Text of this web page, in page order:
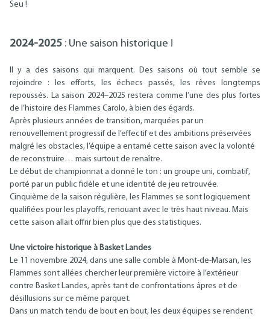
Seu !
2024-2025 : Une saison historique !
Il y a des saisons qui marquent. Des saisons où tout semble se
rejoindre : les efforts, les échecs passés, les rêves longtemps
repoussés. La saison 2024–2025 restera comme l’une des plus fortes
de l’histoire des Flammes Carolo, à bien des égards.
Après plusieurs années de transition, marquées par un
renouvellement progressif de l’effectif et des ambitions préservées
malgré les obstacles, l’équipe a entamé cette saison avec la volonté
de reconstruire… mais surtout de renaître.
Le début de championnat a donné le ton : un groupe uni, combatif,
porté par un public fidèle et une identité de jeu retrouvée.
Cinquième de la saison régulière, les Flammes se sont logiquement
qualifiées pour les playoffs, renouant avec le très haut niveau. Mais
cette saison allait offrir bien plus que des statistiques.
Une victoire historique à Basket Landes
Le 11 novembre 2024, dans une salle comble à Mont-de-Marsan, les
Flammes sont allées chercher leur première victoire à l’extérieur
contre Basket Landes, après tant de confrontations âpres et de
désillusions sur ce même parquet.
Dans un match tendu de bout en bout, les deux équipes se rendent